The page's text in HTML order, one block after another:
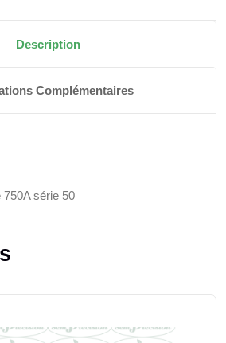
Description
Complémentaires
750A série 50